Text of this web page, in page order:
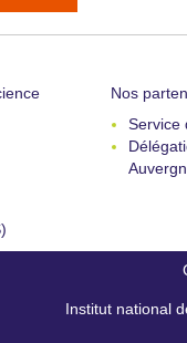
Nos
Service
Institut national